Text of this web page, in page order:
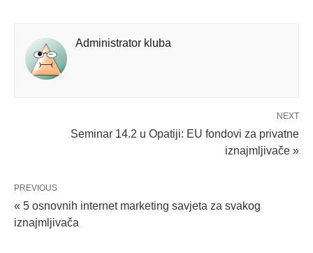
Administrator kluba
NEXT
Seminar 14.2 u Opatiji: EU fondovi za privatne
iznajmljivače »
PREVIOUS
« 5 osnovnih internet marketing savjeta za svakog
iznajmljivača